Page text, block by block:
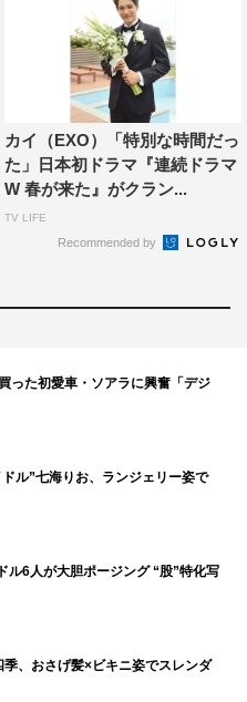
カイ（EXO）「特別な時間だっ
た」日本初ドラマ『連続ドラマ
W 春が来た』がクラン...
TV LIFE
Recommended by
った初愛車・ソアラに興奮「デジ
ル”七海りお、ランジェリー姿で
ル6人が大胆ポージング “股”特化写
、おさげ髪×ビキニ姿でスレンダ